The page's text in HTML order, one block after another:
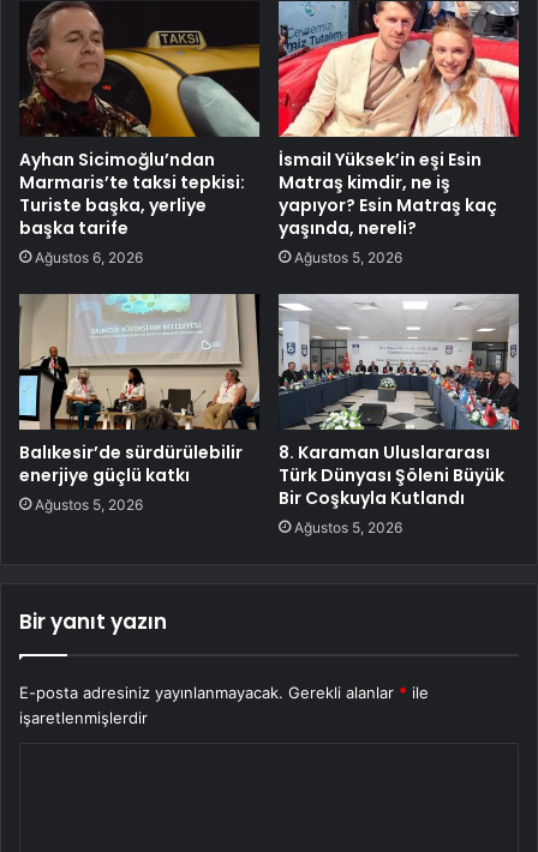
Ayhan Sicimoğlu’ndan
Marmaris’te taksi tepkisi:
Turiste başka, yerliye
başka tarife
Ağustos 6, 2026
İsmail Yüksek’in eşi Esin
Matraş kimdir, ne iş
yapıyor? Esin Matraş kaç
yaşında, nereli?
Ağustos 5, 2026
Balıkesir’de sürdürülebilir
enerjiye güçlü katkı
Ağustos 5, 2026
8. Karaman Uluslararası
Türk Dünyası Şöleni Büyük
Bir Coşkuyla Kutlandı
Ağustos 5, 2026
Bir yanıt yazın
E-posta adresiniz yayınlanmayacak. Gerekli alanlar * ile
işaretlenmişlerdir